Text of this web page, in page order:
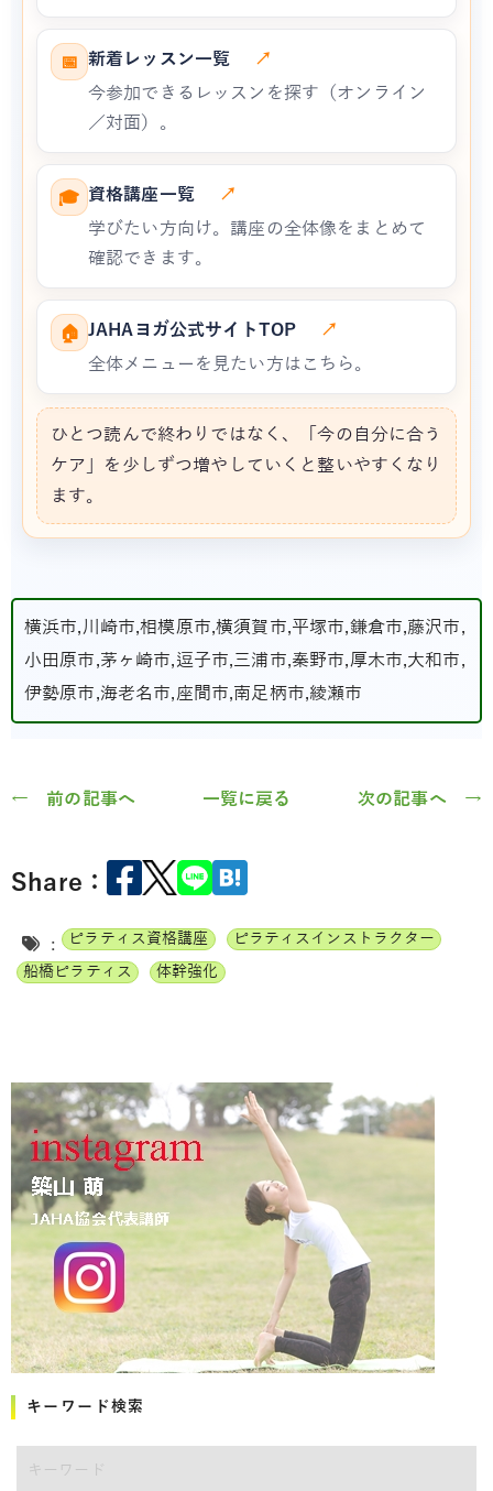
📅 新着レッスン一覧
↗
今参加できるレッスンを探す（オンライン
／対面）。
🎓 資格講座一覧
↗
学びたい方向け。講座の全体像をまとめて
確認できます。
🏠 JAHAヨガ公式サイトTOP
↗
全体メニューを見たい方はこちら。
ひとつ読んで終わりではなく、「今の自分に合う
ケア」を少しずつ増やしていくと整いやすくなり
ます。
横浜市,川崎市,相模原市,横須賀市,平塚市,鎌倉市,藤沢市,
小田原市,茅ヶ崎市,逗子市,三浦市,秦野市,厚木市,大和市,
伊勢原市,海老名市,座間市,南足柄市,綾瀬市
← 前の記事へ 一覧に戻る 次の記事へ →
Share：
: ピラティス資格講座
ピラティスインストラクター
船橋ピラティス
体幹強化
キーワード検索